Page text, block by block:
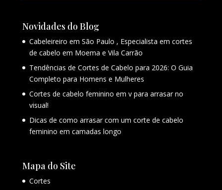
Novidades do Blog
Cabeleireiro em São Paulo , Especialista em cortes
de cabelo em Moema e Vila Carrão
Tendências de Cortes de Cabelo para 2026: O Guia
Completo para Homens e Mulheres
Cortes de cabelo feminino em v para arrasar no
visual!
Dicas de como arrasar com um corte de cabelo
feminino em camadas longo
Mapa do Site
Cortes